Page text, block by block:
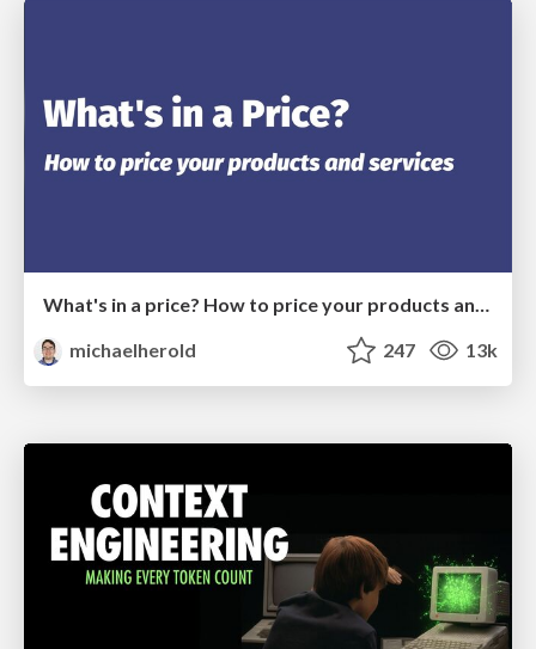
What's in a price? How to price your products and services
michaelherold
247 13k